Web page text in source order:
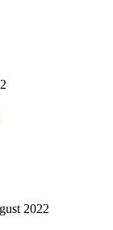
2022